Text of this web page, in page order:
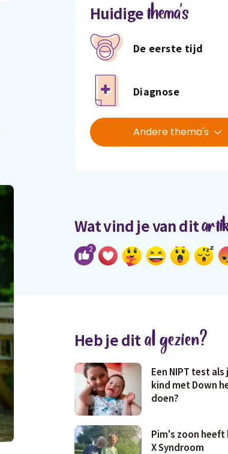
Huidigethema's
De eerste tijd
Diagnose
Andere thema's
Wat vind je van dit
2
Heb je dital gezien?
Een NIPT test als
kind met Down
doen?
Pim's zoon heeft
X Syndroom